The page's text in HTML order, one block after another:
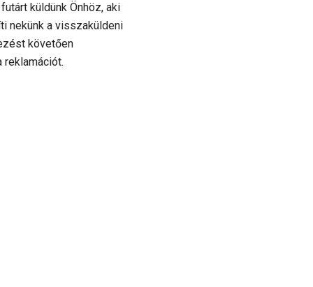
küldünk Önhöz, aki
nekünk a visszaküldeni
követően
reklamációt.